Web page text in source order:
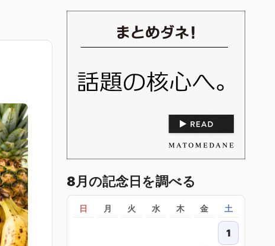
8月の記念日を調べる
日 月 火 水 木 金 土
1